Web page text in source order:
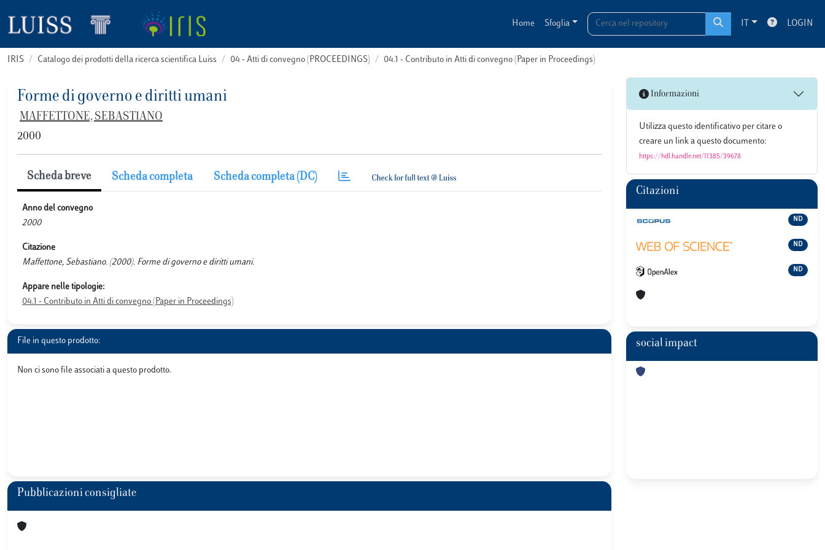
Home Sfoglia IT LOGIN
IRIS Catalogo dei prodotti della ricerca scientifica Luiss 04 - Atti di convegno (PROCEEDINGS) 04.1 - Contributo in Atti di convegno (Paper in Proceedings)
Forme di governo e diritti umani
MAFFETTONE, SEBASTIANO
2000
Scheda breve Scheda completa Scheda completa (DC)
Anno del convegno
2000
Citazione
Maffettone, Sebastiano. (2000). Forme di governo e diritti umani.
Appare nelle tipologie:
04.1 - Contributo in Atti di convegno (Paper in Proceedings)
File in questo prodotto:
Non ci sono file associati a questo prodotto.
Pubblicazioni consigliate
Informazioni
Utilizza questo identificativo per citare o
creare un link a questo documento:
https://hdl.handle.net/11385/39678
Citazioni
ND
ND
ND
social impact